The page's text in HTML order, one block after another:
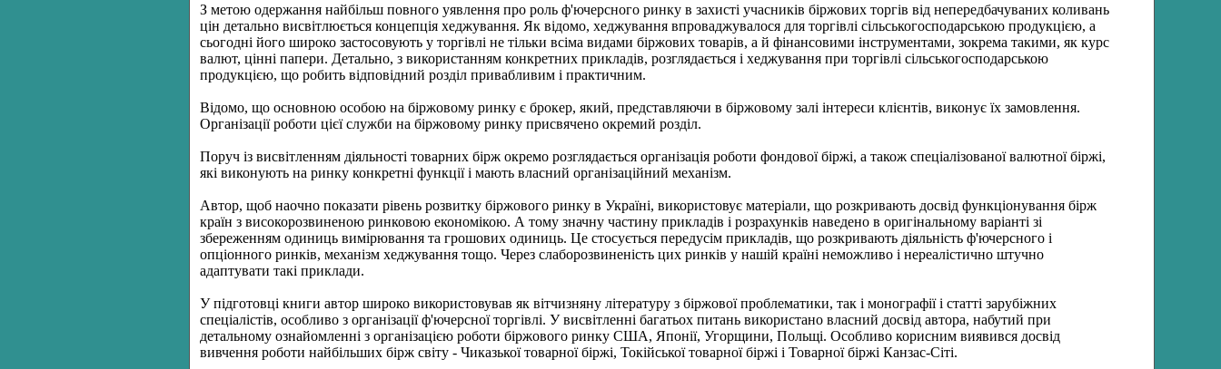
З метою одержання найбільш повного уявлення про роль ф'ючерсного ринку в захисті учасників біржових торгів від непередбачуваних коливань
цін детально висвітлюється концепція хеджування. Як відомо, хеджування впроваджувалося для торгівлі сільськогосподарською продукцією, а
сьогодні його широко застосовують у торгівлі не тільки всіма видами біржових товарів, а й фінансовими інструментами, зокрема такими, як курс
валют, цінні папери. Детально, з використанням конкретних прикладів, розглядається і хеджування при торгівлі сільськогосподарською
продукцією, що робить відповідний розділ привабливим і практичним.
Відомо, що основною особою на біржовому ринку є брокер, який, представляючи в біржовому залі інтереси клієнтів, виконує їх замовлення.
Організації роботи цієї служби на біржовому ринку присвячено окремий розділ.
Поруч із висвітленням діяльності товарних бірж окремо розглядається організація роботи фондової біржі, а також спеціалізованої валютної біржі,
які виконують на ринку конкретні функції і мають власний організаційний механізм.
Автор, щоб наочно показати рівень розвитку біржового ринку в Україні, використовує матеріали, що розкривають досвід функціонування бірж
країн з високорозвиненою ринковою економікою. А тому значну частину прикладів і розрахунків наведено в оригінальному варіанті зі
збереженням одиниць вимірювання та грошових одиниць. Це стосується передусім прикладів, що розкривають діяльність ф'ючерсного і
опціонного ринків, механізм хеджування тощо. Через слаборозвиненість цих ринків у нашій країні неможливо і нереалістично штучно
адаптувати такі приклади.
У підготовці книги автор широко використовував як вітчизняну літературу з біржової проблематики, так і монографії і статті зарубіжних
спеціалістів, особливо з організації ф'ючерсної торгівлі. У висвітленні багатьох питань використано власний досвід автора, набутий при
детальному ознайомленні з організацією роботи біржового ринку США, Японії, Угорщини, Польщі. Особливо корисним виявився досвід
вивчення роботи найбільших бірж світу - Чиказької товарної біржі, Токійської товарної біржі і Товарної біржі Канзас-Сіті.